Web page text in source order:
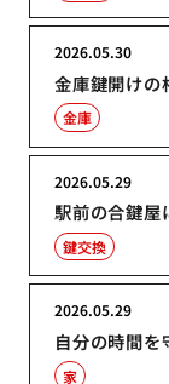
金庫鍵開けの
2026.05.30
金庫
駅前の合鍵屋
2026.05.29
鍵交換
自分の時間を
2026.05.29
家